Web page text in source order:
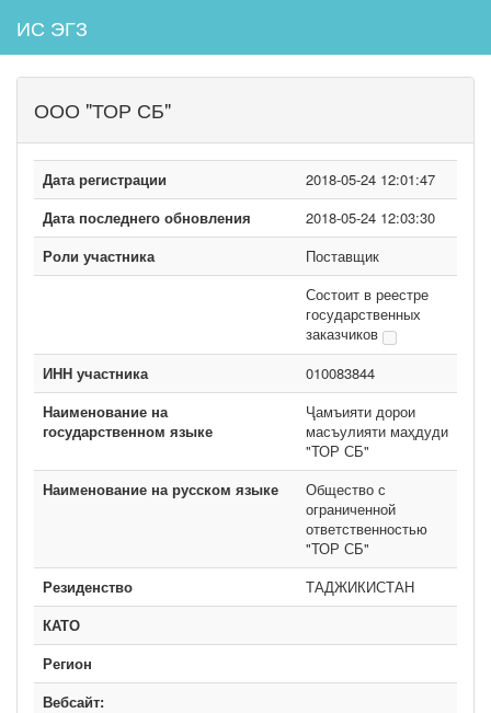
ИС ЭГЗ
ООО "ТОР СБ"
Дата регистрации
2018-05-24 12:01:47
Дата последнего обновления
2018-05-24 12:03:30
Роли участника
Поставщик
Состоит в реестре
государственных
заказчиков
ИНН участника
010083844
Наименование на
государственном языке
Ҷамъияти дорои
масъулияти маҳдуди
"ТОР СБ"
Наименование на русском языке
Общество с
ограниченной
ответственностью
"ТОР СБ"
Резиденство
ТАДЖИКИСТАН
КАТО
Регион
Вебсайт: